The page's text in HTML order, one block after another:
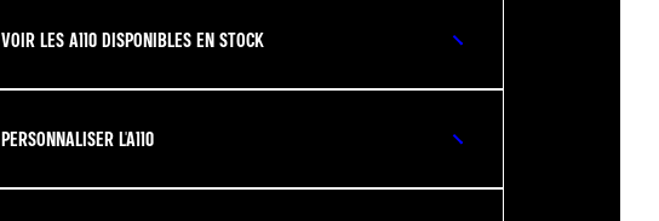
VOIR LES A110 DISPONIBLES EN STOCK
PERSONNALISER L'A110